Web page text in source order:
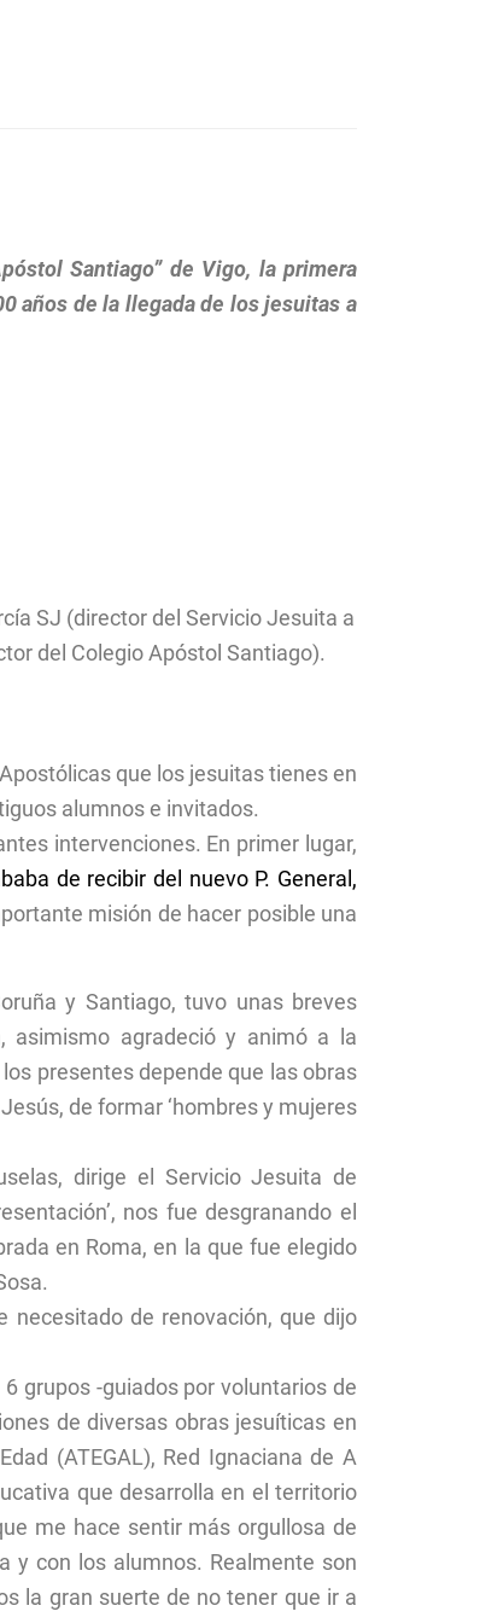
Santiago” de Vigo, la primera
años de la llegada de los jesuitas a
SJ (director del Servicio Jesuita a
del Colegio Apóstol Santiago).
que los jesuitas tienes en
alumnos e invitados.
intervenciones. En primer lugar,
de recibir del nuevo P. General,
misión de hacer posible una
y Santiago, tuvo unas breves
asimismo agradeció y animó a la
presentes depende que las obras
de formar ‘hombres y mujeres
dirige el Servicio Jesuita de
nos fue desgranando el
en Roma, en la que fue elegido
necesitado de renovación, que dijo
grupos -guiados por voluntarios de
de diversas obras jesuíticas en
(ATEGAL), Red Ignaciana de A
que desarrolla en el territorio
me hace sentir más orgullosa de
y con los alumnos. Realmente son
la gran suerte de no tener que ir a